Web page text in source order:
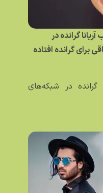
گرانده در
برای گرانده افتاده
گرانده در شبکه‌های